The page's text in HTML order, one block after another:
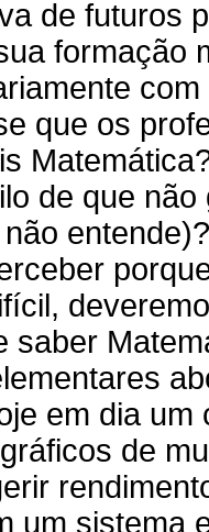
de futuros
formação
que os
de que não
entende)?
saber
em dia um
de
um sistema